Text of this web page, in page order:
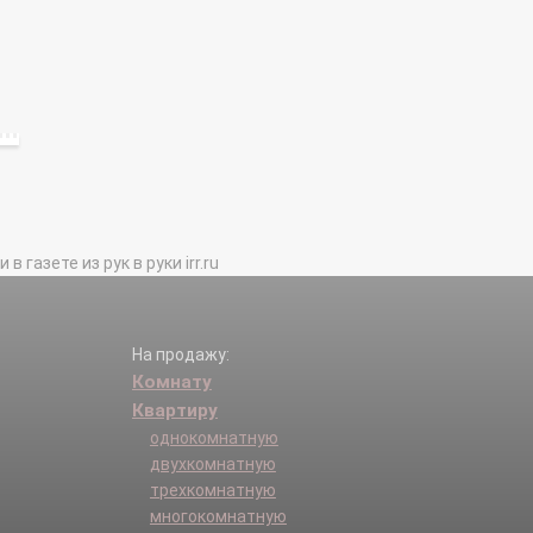
газете из рук в руки irr.ru
На продажу:
Комнату
Квартиру
однокомнатную
двухкомнатную
трехкомнатную
многокомнатную